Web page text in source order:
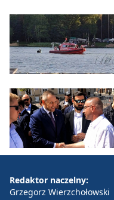
Redaktor naczelny:
Grzegorz Wierzchołowski